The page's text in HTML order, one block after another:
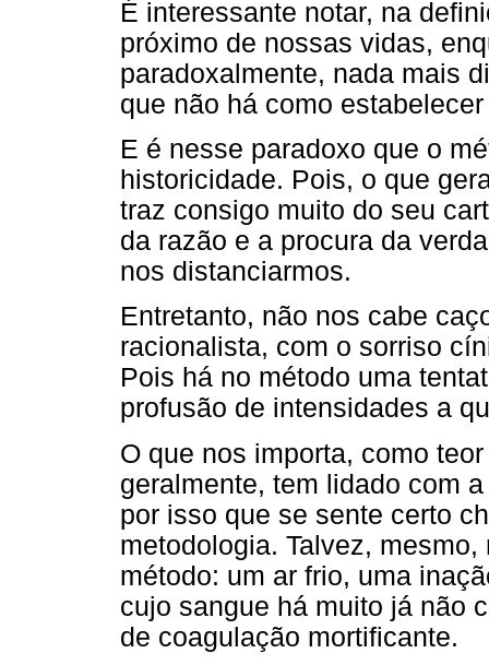
É interessante notar, na
próximo de nossas vidas,
paradoxalmente, nada mais
que não há como
E é nesse paradoxo que o
historicidade. Pois, o que
traz consigo muito do seu
da razão e a procura da
nos distanciarmos.
Entretanto, não nos cabe
racionalista, com o sorriso
Pois há no método uma
profusão de intensidades a
O que nos importa, como
geralmente, tem lidado com
por isso que se sente certo
metodologia. Talvez,
método: um ar frio, uma
cujo sangue há muito já não
de coagulação mortificante.